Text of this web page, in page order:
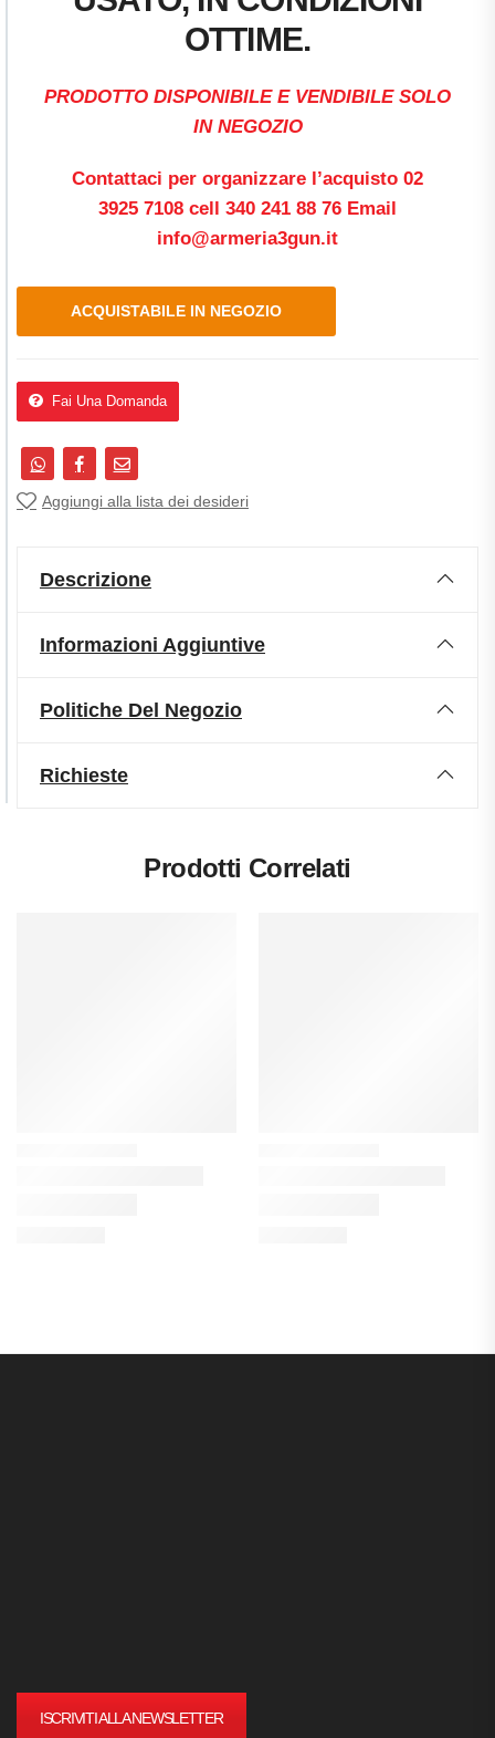
OTTIME.
PRODOTTO DISPONIBILE E VENDIBILE SOLO
IN NEGOZIO
Contattaci per organizzare l’acquisto 02
3925 7108 cell 340 241 88 76 Email
info@armeria3gun.it
ACQUISTABILE IN NEGOZIO
Fai Una Domanda
Aggiungi alla lista dei desideri
Descrizione
Informazioni Aggiuntive
Politiche Del Negozio
Richieste
Prodotti Correlati
ISCRIVITI ALLA NEWSLETTER